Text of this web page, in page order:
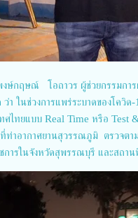
งษ์กฤษณ์ โอถาวร ผู้ช่วยกรรมการ
ว่า ในช่วงการแพร่ระบาดของโควิ
ทศไทยแบบ Real Time หรือ Test
ที่ท่าอากาศยานสุวรรณภูมิ ตรวจต
การในจังหวัดสุพรรณบุรี และสถาน